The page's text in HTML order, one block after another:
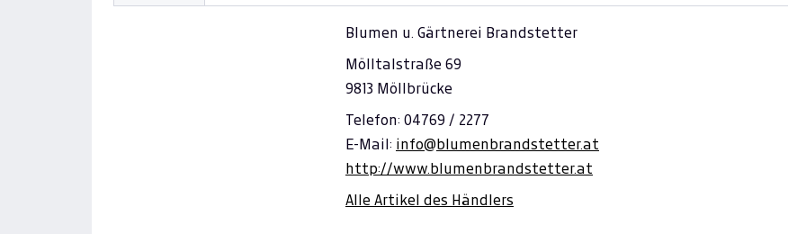
Blumen u. Gärtnerei Brandstetter
Mölltalstraße 69
9813 Möllbrücke
Telefon: 04769 / 2277
E-Mail: info@blumenbrandstetter.at
http://www.blumenbrandstetter.at
Alle Artikel des Händlers